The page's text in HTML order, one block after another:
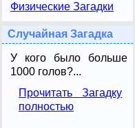
Физические Загадки
Случайная Загадка
У кого было больше
1000 голов?...
Прочитать Загадку
полностью